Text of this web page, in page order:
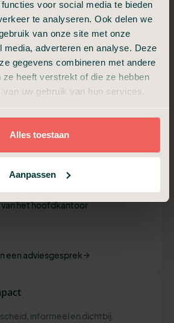
voor social media te bieden
te analyseren. Ook delen we
van onze site met onze
media, adverteren en analyse. Deze
gegevens combineren met andere
ze heeft verstrekt of die ze hebben
uw gebruik van hun services.
Alles toestaan
Aanpassen
niet minder dan waardig.
van de uitvaart
kleine beschadiging
het hoofdkantoor
een adviesgesprek
informeel en dichtbij.